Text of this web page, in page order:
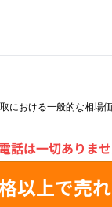
おける一般的な相場
話は一切ありませ
以上で売